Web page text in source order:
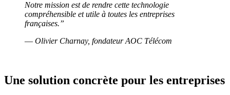
Notre mission est de rendre cette technologie
compréhensible et utile à toutes les entreprises
françaises.”
— Olivier Charnay, fondateur AOC Télécom
Une solution concrète pour les entreprises